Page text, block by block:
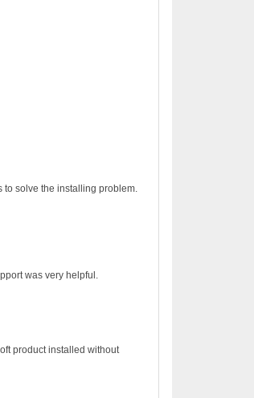
to solve the installing problem.
was very helpful.
product installed without